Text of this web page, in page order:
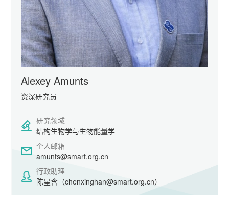
Alexey Amunts
资深研究员
研究领域
结构生物学与生物能量学
个人邮箱
amunts@smart.org.cn
行政助理
陈星含（chenxinghan@smart.org.cn）